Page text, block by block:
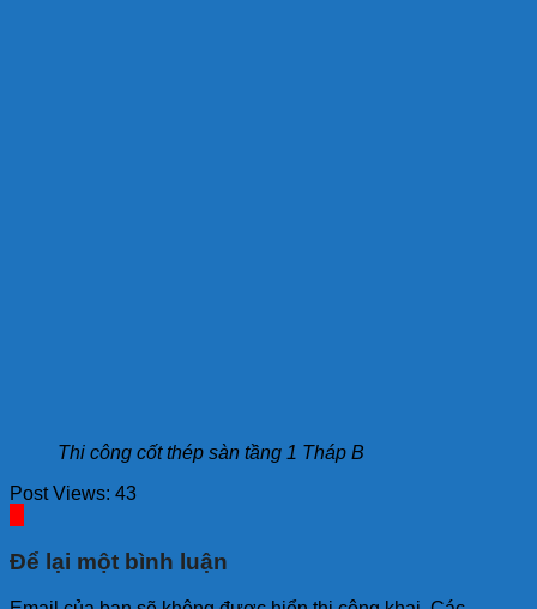
Thi công cốt thép sàn tầng 1 Tháp B
Post Views: 43
Để lại một bình luận